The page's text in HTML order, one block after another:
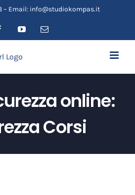
– Email: info@studiokompas.it
FacebookYouTubeEmail
online:
Corsi